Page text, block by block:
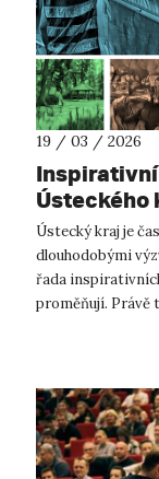
19 / 03 / 2026
Ústeckého
aktéry,
Ústecký kraj je
dlouhodobými
řada
proměňují. Právě